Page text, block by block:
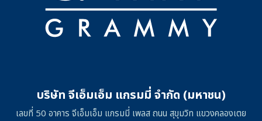
บริษัท จีเอ็มเอ็ม แกรมมี่ จำกัด (มหาชน)
เลขที่ 50 อาคาร จีเอ็มเอ็ม แกรมมี่ เพลส ถนน สุขุมวิท แขวงคลองเตย